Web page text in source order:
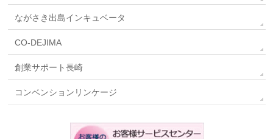
ながさき出島インキュベータ
CO-DEJIMA
創業サポート長崎
コンベンションリンケージ